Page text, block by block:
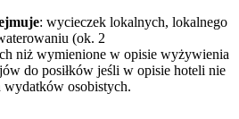
: wycieczek lokalnych, lokalnego
(ok. 2
niż wymienione w opisie wyżywienia
do posiłków jeśli w opisie hoteli nie
wydatków osobistych.